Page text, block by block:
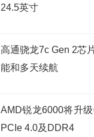
24.5英寸
高通骁龙7c Gen 2芯
能和多天续航
AMD锐龙6000将升
PCIe 4.0及DDR4